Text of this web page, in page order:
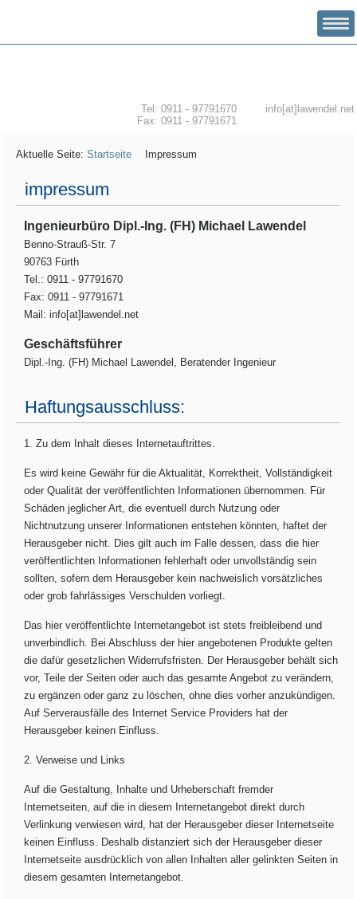
Tel: 0911 - 97791670
Fax: 0911 - 97791671
info[at]lawendel.net
Aktuelle Seite:Startseite Impressum
impressum
Ingenieurbüro Dipl.-Ing. (FH) Michael Lawendel
Benno-Strauß-Str. 7
90763 Fürth
Tel.: 0911 - 97791670
Fax: 0911 - 97791671
Mail: info[at]lawendel.net
Geschäftsführer
Dipl.-Ing. (FH) Michael Lawendel, Beratender Ingenieur
Haftungsausschluss:
1. Zu dem Inhalt dieses Internetauftrittes.
Es wird keine Gewähr für die Aktualität, Korrektheit, Vollständigkeit
oder Qualität der veröffentlichten Informationen übernommen. Für
Schäden jeglicher Art, die eventuell durch Nutzung oder
Nichtnutzung unserer Informationen entstehen könnten, haftet der
Herausgeber nicht. Dies gilt auch im Falle dessen, dass die hier
veröffentlichten Informationen fehlerhaft oder unvollständig sein
sollten, sofern dem Herausgeber kein nachweislich vorsätzliches
oder grob fahrlässiges Verschulden vorliegt.
Das hier veröffentlichte Internetangebot ist stets freibleibend und
unverbindlich. Bei Abschluss der hier angebotenen Produkte gelten
die dafür gesetzlichen Widerrufsfristen. Der Herausgeber behält sich
vor, Teile der Seiten oder auch das gesamte Angebot zu verändern,
zu ergänzen oder ganz zu löschen, ohne dies vorher anzukündigen.
Auf Serverausfälle des Internet Service Providers hat der
Herausgeber keinen Einfluss.
2. Verweise und Links
Auf die Gestaltung, Inhalte und Urheberschaft fremder
Internetseiten, auf die in diesem Internetangebot direkt durch
Verlinkung verwiesen wird, hat der Herausgeber dieser Internetseite
keinen Einfluss. Deshalb distanziert sich der Herausgeber dieser
Internetseite ausdrücklich von allen Inhalten aller gelinkten Seiten in
diesem gesamten Internetangebot.